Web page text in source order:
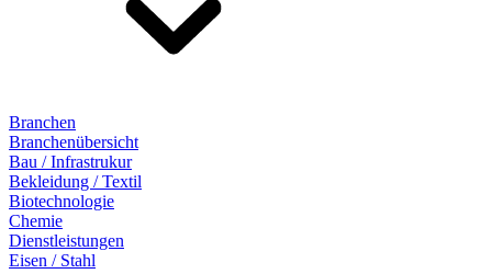
Branchen
Branchenübersicht
Bau / Infrastrukur
Bekleidung / Textil
Biotechnologie
Chemie
Dienstleistungen
Eisen / Stahl